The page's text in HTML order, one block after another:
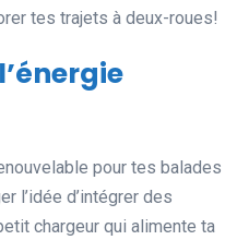
tes trajets à deux-roues!
pour tes balades
l’idée d’intégrer des
chargeur qui alimente ta